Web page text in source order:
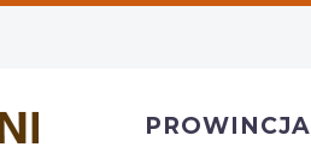
PROWINCJA